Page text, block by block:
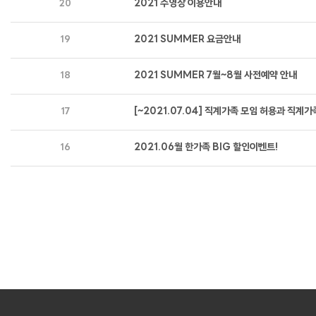
20 2021 수영장 이용안내
19 2021 SUMMER 요금안내
18 2021 SUMMER 7월~8월 사전예약 안내
17 [~2021.07.04] 직계가족 모임 허용과 직계가
16 2021.06월 한가족 BIG 할인이벤트!